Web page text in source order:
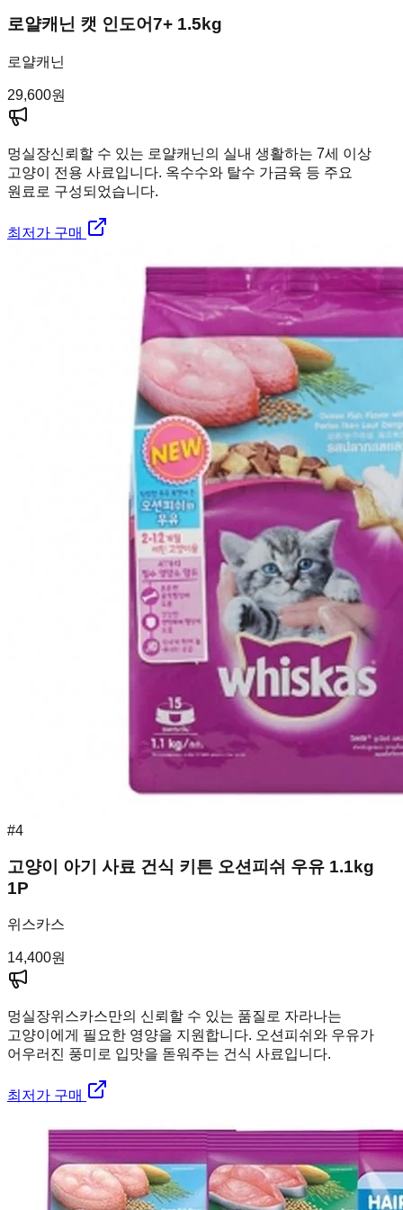
로얄캐닌 캣 인도어7+ 1.5kg
로얄캐닌
29,600원
멍실장신뢰할 수 있는 로얄캐닌의 실내 생활하는 7세 이상
고양이 전용 사료입니다. 옥수수와 탈수 가금육 등 주요
원료로 구성되었습니다.
최저가 구매
#4
고양이 아기 사료 건식 키튼 오션피쉬 우유 1.1kg
1P
위스카스
14,400원
멍실장위스카스만의 신뢰할 수 있는 품질로 자라나는
고양이에게 필요한 영양을 지원합니다. 오션피쉬와 우유가
어우러진 풍미로 입맛을 돋워주는 건식 사료입니다.
최저가 구매